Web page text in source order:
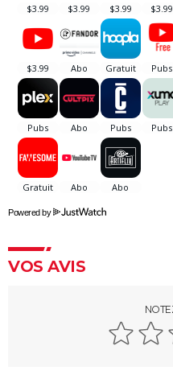
des avions pour les
Hunger Games, Lever
Haymitch... des
bande-annonce
Doctor Strange 2 : que
génériques ? On vous
Gladiator 2 : pourquoi
diviser les fans du film
sanglante bande-
coup ? Les critiques
annonce, streaming,
John Wick 4 : casting,
Powered by
VOS AVIS